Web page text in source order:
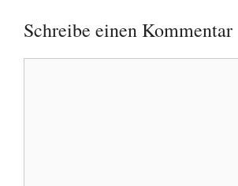
Schreibe einen Kommentar